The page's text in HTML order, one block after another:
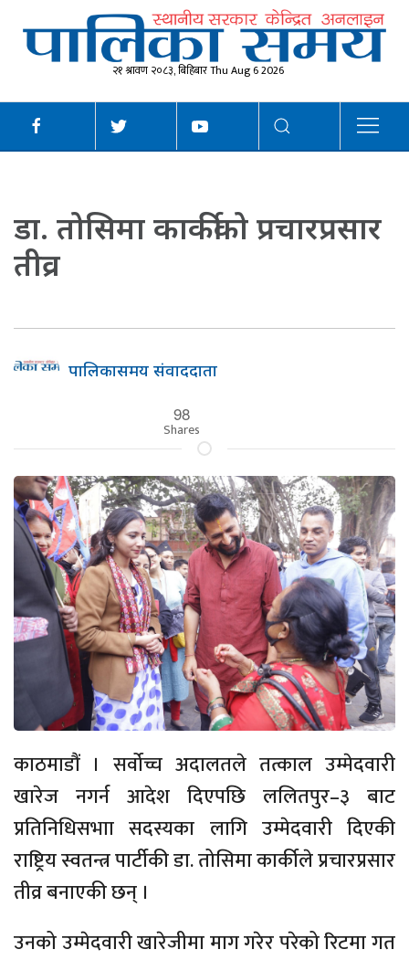
२१ श्रावण २०८३, बिहिबार Thu Aug 6 2026
डा. तोसिमा कार्कीको प्रचारप्रसार
तीव्र
पालिकासमय संवाददाता
98
Shares
काठमाडौं । सर्वोच्च अदालतले तत्काल उम्मेदवारी
खारेज नगर्न आदेश दिएपछि ललितपुर–३ बाट
प्रतिनिधिसभाा सदस्यका लागि उम्मेदवारी दिएकी
राष्ट्रिय स्वतन्त्र पार्टीकी डा. तोसिमा कार्कीले प्रचारप्रसार
तीव्र बनाएकी छन् ।
उनको उम्मेदवारी खारेजीमा माग गरेर परेको रिटमा गत